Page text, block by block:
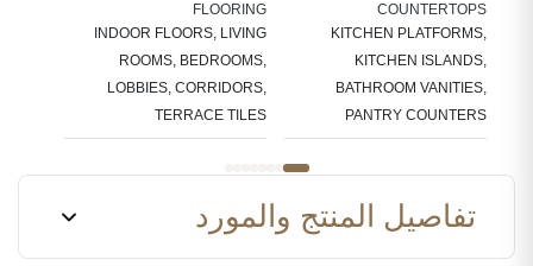
COUNTERTOPS
KITCHEN PLATFORMS,
KITCHEN ISLANDS,
BATHROOM VANITIES,
PANTRY COUNTERS
FLOORING
INDOOR FLOORS, LIVING
ROOMS, BEDROOMS,
LOBBIES, CORRIDORS,
TERRACE TILES
تفاصيل المنتج والمورد